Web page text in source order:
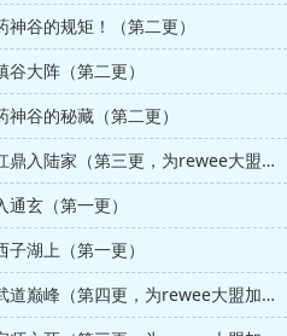
神谷的规矩！（第二更）
大阵（第二更）
神谷的秘藏（第二更）
第188章 扛鼎入陆家（第三更，为rewee大盟加更3/12）
玄（第一更）
湖上（第一更）
第197章 武道巅峰（第四更，为rewee大盟加更6/12）